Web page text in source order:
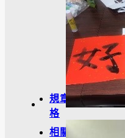
談
照
規章表
格
相關連